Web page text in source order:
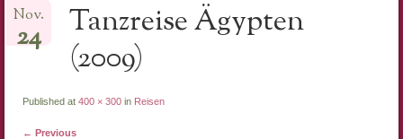
to
content
Tanzreise Ägypten
(2009)
Nov.
24
Published at 400 × 300in Reisen
← Previous